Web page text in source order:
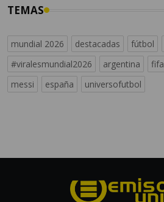
TEMAS
mundial 2026 destacadas fútbol
#viralesmundial2026
argentina fifa
messi
españa universofutbol